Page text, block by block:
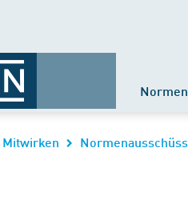
Mitwirken